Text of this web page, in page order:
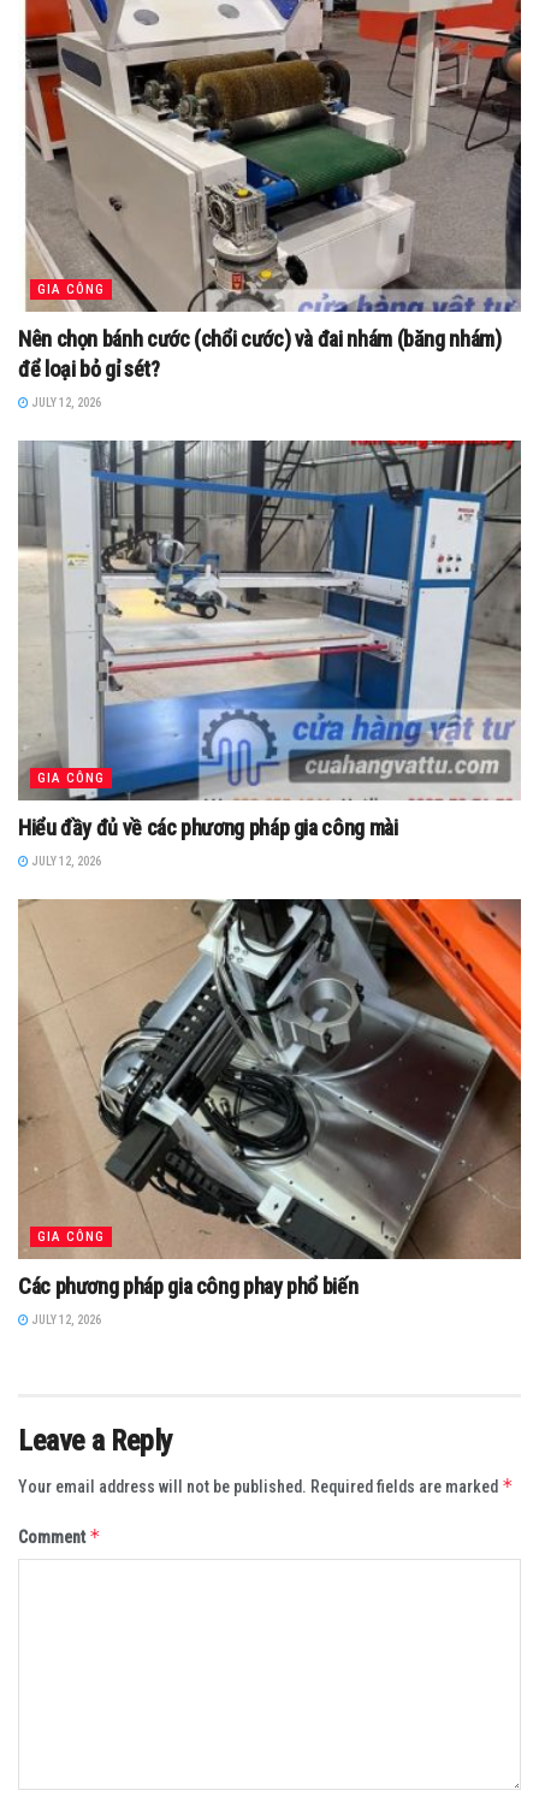
GIA CÔNG
Nên chọn bánh cước (chổi cước) và đai nhám (băng nhám)
để loại bỏ gỉ sét?
JULY 12, 2026
GIA CÔNG
Hiểu đầy đủ về các phương pháp gia công mài
JULY 12, 2026
GIA CÔNG
Các phương pháp gia công phay phổ biến
JULY 12, 2026
Leave a Reply
Your email address will not be published. Required fields are marked *
Comment*